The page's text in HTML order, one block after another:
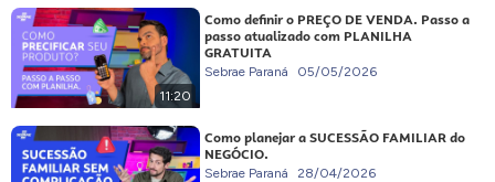
11:20
Como definir o PREÇO DE VENDA. Passo a
passo atualizado com PLANILHA
GRATUITA
Sebrae Paraná 05/05/2026
Como planejar a SUCESSÃO FAMILIAR do
NEGÓCIO.
Sebrae Paraná 28/04/2026